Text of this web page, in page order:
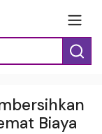
Biaya